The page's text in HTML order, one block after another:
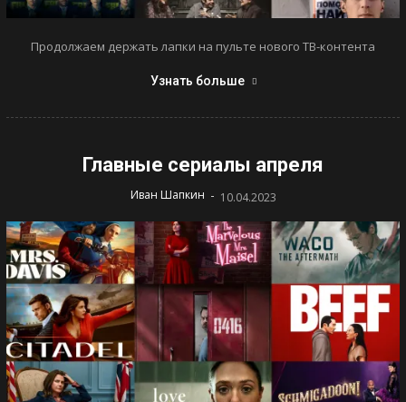
Продолжаем держать лапки на пульте нового ТВ-контента
Узнать больше
Главные сериалы апреля
Иван Шапкин - 10.04.2023